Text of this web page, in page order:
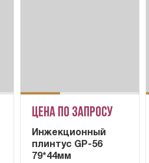
Цена по запросу
Инжекционный
плинтус GP-56
79*44мм